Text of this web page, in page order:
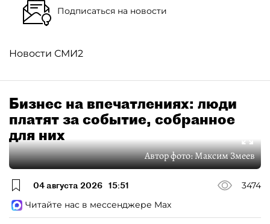
Подписаться на новости
Новости СМИ2
Бизнес на впечатлениях: люди
платят за событие, собранное
для них
Автор фото:Максим Змеев
04 августа 2026 15:51
3474
Читайте нас в мессенджере Max